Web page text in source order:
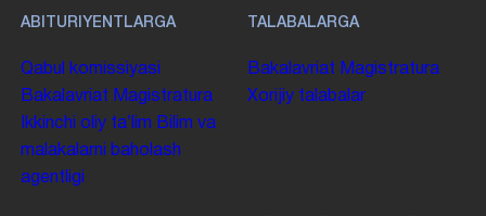
ABITURIYENTLARGA
Qabul komissiyasi
Bakalavriat Magistratura
Ikkinchi oliy taʼlim Bilim va
malakalarni baholash
agentligi
TALABALARGA
Bakalavriat Magistratura
Xorijiy talabalar